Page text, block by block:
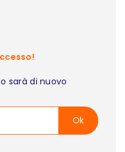
sarà di nuovo
Ok